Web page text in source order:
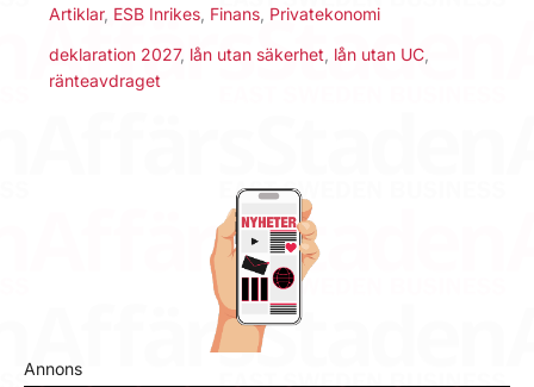
Artiklar, ESB Inrikes Finans Privatekonomi
deklaration 2027, lån utan säkerhet lån utan UC
ränteavdraget
Annons